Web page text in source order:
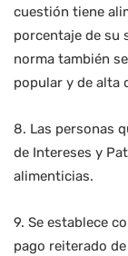
cuestión tiene
porcentaje de su
norma también
popular y de alta
8. Las personas
de Intereses y
alimenticias.
9. Se establece
pago reiterado